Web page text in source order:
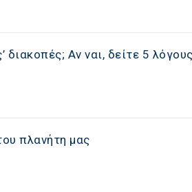
διακοπές; Αν ναι, δείτε 5
πλανήτη μας